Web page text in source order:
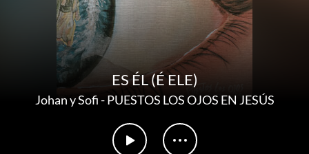
ES ÉL (É ELE)
Johan y Sofi-PUESTOS LOS OJOS EN JESÚS